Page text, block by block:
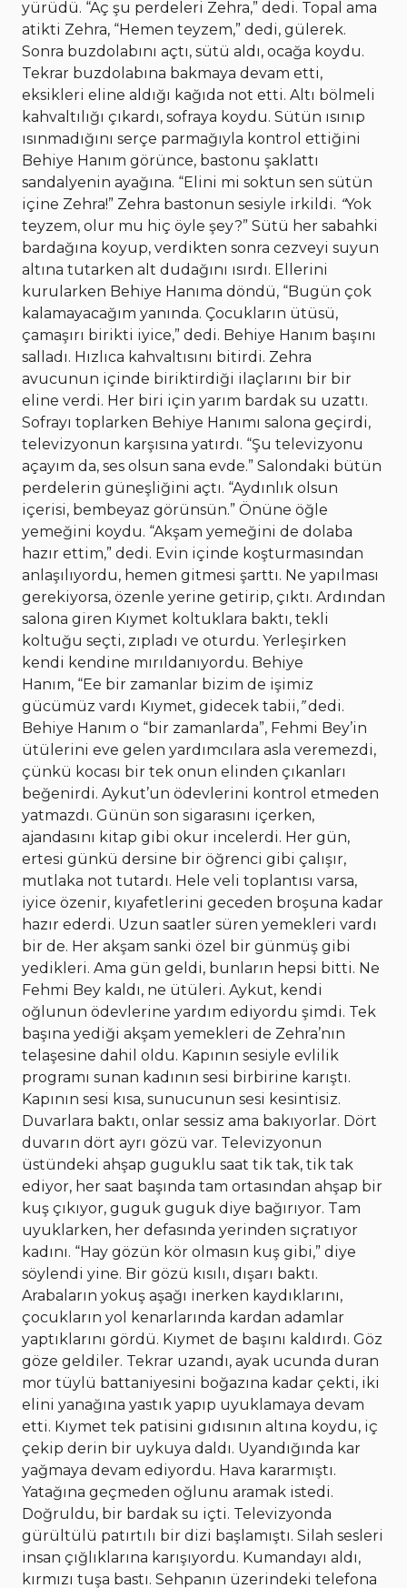
yürüdü. “Aç şu perdeleri Zehra,” dedi. Topal ama
atikti Zehra, “Hemen teyzem,” dedi, gülerek.
Sonra buzdolabını açtı, sütü aldı, ocağa koydu.
Tekrar buzdolabına bakmaya devam etti,
eksikleri eline aldığı kağıda not etti. Altı bölmeli
kahvaltılığı çıkardı, sofraya koydu. Sütün ısınıp
ısınmadığını serçe parmağıyla kontrol ettiğini
Behiye Hanım görünce, bastonu şaklattı
sandalyenin ayağına. “Elini mi soktun sen sütün
içine Zehra!” Zehra bastonun sesiyle irkildi. “Yok
teyzem, olur mu hiç öyle şey?” Sütü her sabahki
bardağına koyup, verdikten sonra cezveyi suyun
altına tutarken alt dudağını ısırdı. Ellerini
kurularken Behiye Hanıma döndü, “Bugün çok
kalamayacağım yanında. Çocukların ütüsü,
çamaşırı birikti iyice,” dedi. Behiye Hanım başını
salladı. Hızlıca kahvaltısını bitirdi. Zehra
avucunun içinde biriktirdiği ilaçlarını bir bir
eline verdi. Her biri için yarım bardak su uzattı.
Sofrayı toplarken Behiye Hanımı salona geçirdi,
televizyonun karşısına yatırdı. “Şu televizyonu
açayım da, ses olsun sana evde.” Salondaki bütün
perdelerin güneşliğini açtı. “Aydınlık olsun
içerisi, bembeyaz görünsün.” Önüne öğle
yemeğini koydu. “Akşam yemeğini de dolaba
hazır ettim,” dedi. Evin içinde koşturmasından
anlaşılıyordu, hemen gitmesi şarttı. Ne yapılması
gerekiyorsa, özenle yerine getirip, çıktı. Ardından
salona giren Kıymet koltuklara baktı, tekli
koltuğu seçti, zıpladı ve oturdu. Yerleşirken
kendi kendine mırıldanıyordu. Behiye
Hanım, “Ee bir zamanlar bizim de işimiz
gücümüz vardı Kıymet, gidecek tabii,”dedi.
Behiye Hanım o “bir zamanlarda”, Fehmi Bey’in
ütülerini eve gelen yardımcılara asla veremezdi,
çünkü kocası bir tek onun elinden çıkanları
beğenirdi. Aykut’un ödevlerini kontrol etmeden
yatmazdı. Günün son sigarasını içerken,
ajandasını kitap gibi okur incelerdi. Her gün,
ertesi günkü dersine bir öğrenci gibi çalışır,
mutlaka not tutardı. Hele veli toplantısı varsa,
iyice özenir, kıyafetlerini geceden broşuna kadar
hazır ederdi. Uzun saatler süren yemekleri vardı
bir de. Her akşam sanki özel bir günmüş gibi
yedikleri. Ama gün geldi, bunların hepsi bitti. Ne
Fehmi Bey kaldı, ne ütüleri. Aykut, kendi
oğlunun ödevlerine yardım ediyordu şimdi. Tek
başına yediği akşam yemekleri de Zehra’nın
telaşesine dahil oldu. Kapının sesiyle evlilik
programı sunan kadının sesi birbirine karıştı.
Kapının sesi kısa, sunucunun sesi kesintisiz.
Duvarlara baktı, onlar sessiz ama bakıyorlar. Dört
duvarın dört ayrı gözü var. Televizyonun
üstündeki ahşap guguklu saat tik tak, tik tak
ediyor, her saat başında tam ortasından ahşap bir
kuş çıkıyor, guguk guguk diye bağırıyor. Tam
uyuklarken, her defasında yerinden sıçratıyor
kadını. “Hay gözün kör olmasın kuş gibi,” diye
söylendi yine. Bir gözü kısılı, dışarı baktı.
Arabaların yokuş aşağı inerken kaydıklarını,
çocukların yol kenarlarında kardan adamlar
yaptıklarını gördü. Kıymet de başını kaldırdı. Göz
göze geldiler. Tekrar uzandı, ayak ucunda duran
mor tüylü battaniyesini boğazına kadar çekti, iki
elini yanağına yastık yapıp uyuklamaya devam
etti. Kıymet tek patisini gıdısının altına koydu, iç
çekip derin bir uykuya daldı. Uyandığında kar
yağmaya devam ediyordu. Hava kararmıştı.
Yatağına geçmeden oğlunu aramak istedi.
Doğruldu, bir bardak su içti. Televizyonda
gürültülü patırtılı bir dizi başlamıştı. Silah sesleri
insan çığlıklarına karışıyordu. Kumandayı aldı,
kırmızı tuşa bastı. Sehpanın üzerindeki telefona